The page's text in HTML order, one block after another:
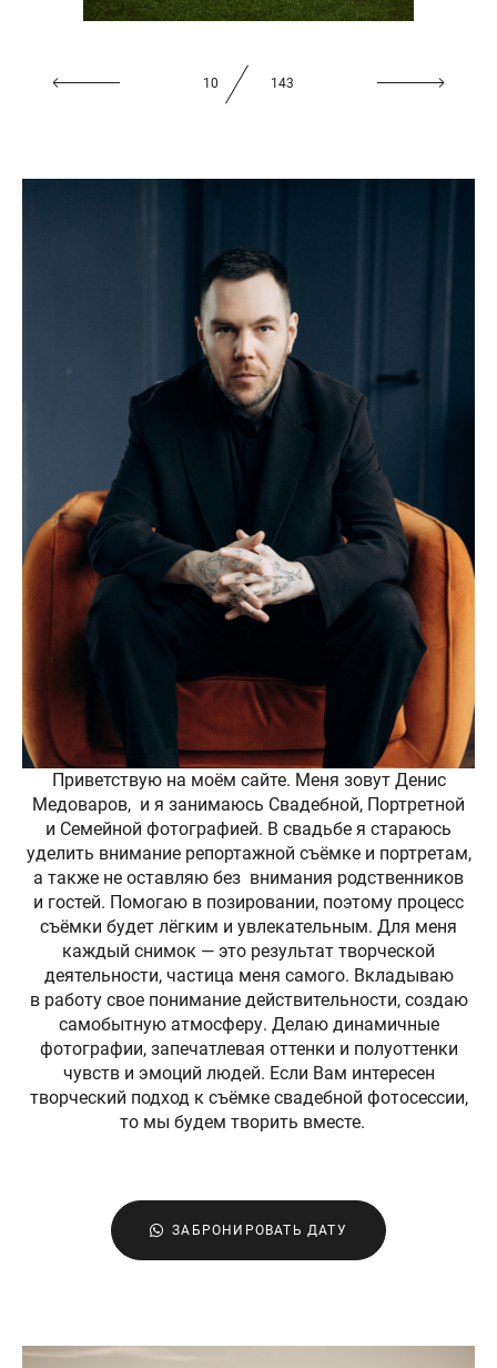
11 143
Приветствую на моём сайте. Меня зовут Денис
Медоваров, и я занимаюсь Свадебной, Портретной
и Семейной фотографией. В свадьбе я стараюсь
уделить внимание репортажной съёмке и портретам,
а также не оставляю без внимания родственников
и гостей. Помогаю в позировании, поэтому процесс
съёмки будет лёгким и увлекательным. Для меня
каждый снимок — это результат творческой
деятельности, частица меня самого. Вкладываю
в работу свое понимание действительности, создаю
самобытную атмосферу. Делаю динамичные
фотографии, запечатлевая оттенки и полуоттенки
чувств и эмоций людей. Если Вам интересен
творческий подход к съёмке свадебной фотосессии,
то мы будем творить вместе.
ЗАБРОНИРОВАТЬ ДАТУ